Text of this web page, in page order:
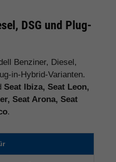
DSG und Plug-
Benziner, Diesel,
in-Hybrid-Varianten.
Seat Ibiza, Seat Leon,
Seat Arona, Seat
.